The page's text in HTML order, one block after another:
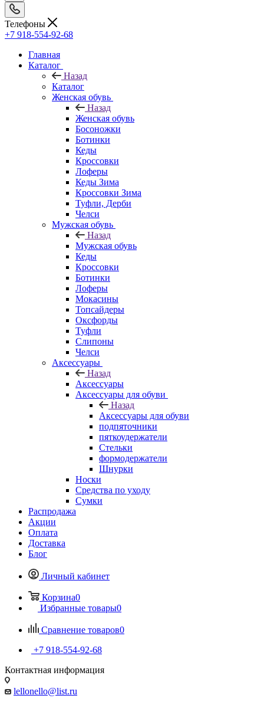
Телефоны
+7 918-554-92-68
Главная
Каталог
Назад
Каталог
Женская обувь
Назад
Женская обувь
Босоножки
Ботинки
Кеды
Кроссовки
Лоферы
Кеды Зима
Кроссовки Зима
Туфли, Дерби
Челси
Мужская обувь
Назад
Мужская обувь
Кеды
Кроссовки
Ботинки
Лоферы
Мокасины
Топсайдеры
Оксфорды
Туфли
Слипоны
Челси
Аксессуары
Назад
Аксессуары
Аксессуары для обуви
Назад
Аксессуары для обуви
подпяточники
пяткоудержатели
Стельки
формодержатели
Шнурки
Носки
Средства по уходу
Сумки
Распродажа
Акции
Оплата
Доставка
Блог
Личный кабинет
Корзина0
Избранные товары0
Сравнение товаров0
+7 918-554-92-68
Контактная информация
lellonello@list.ru